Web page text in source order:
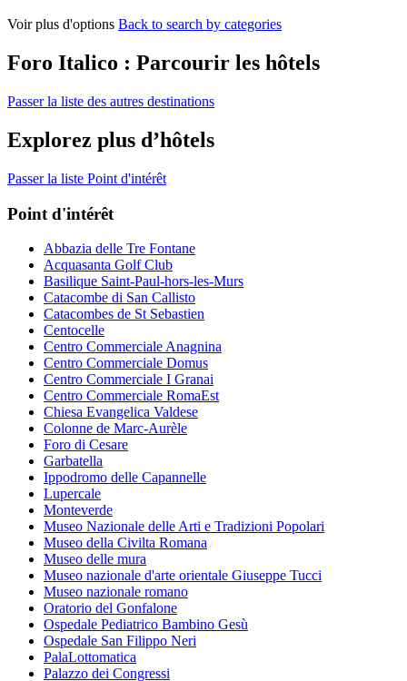
Voir plus d'options Back to search by categories
Foro Italico : Parcourir les hôtels
Passer la liste des autres destinations
Explorez plus d’hôtels
Passer la liste Point d'intérêt
Point d'intérêt
Abbazia delle Tre Fontane
Acquasanta Golf Club
Basilique Saint-Paul-hors-les-Murs
Catacombe di San Callisto
Catacombes de St Sebastien
Centocelle
Centro Commerciale Anagnina
Centro Commerciale Domus
Centro Commerciale I Granai
Centro Commerciale RomaEst
Chiesa Evangelica Valdese
Colonne de Marc-Aurèle
Foro di Cesare
Garbatella
Ippodromo delle Capannelle
Lupercale
Monteverde
Museo Nazionale delle Arti e Tradizioni Popolari
Museo della Civilta Romana
Museo delle mura
Museo nazionale d'arte orientale Giuseppe Tucci
Museo nazionale romano
Oratorio del Gonfalone
Ospedale Pediatrico Bambino Gesù
Ospedale San Filippo Neri
PalaLottomatica
Palazzo dei Congressi